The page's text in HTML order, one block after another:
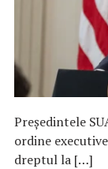
Preşedintele
ordine
dreptul la […]